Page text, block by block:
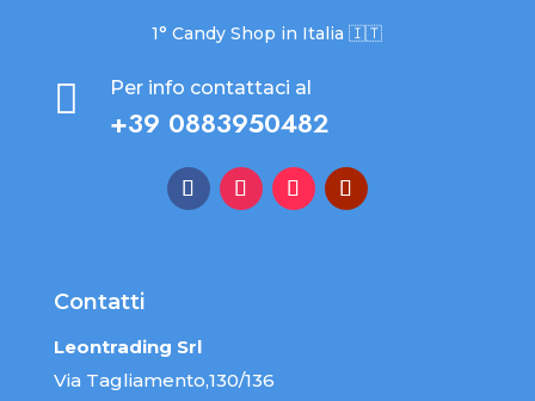
1° Candy Shop in Italia 🇮🇹
 Per info contattaci al
+39 0883950482
Contatti
Leontrading Srl
Via Tagliamento,130/136